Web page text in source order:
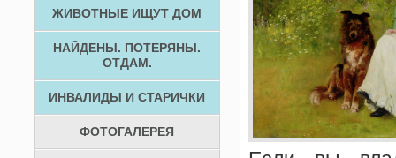
ЖИВОТНЫЕ ИЩУТ ДОМ
НАЙДЕНЫ. ПОТЕРЯНЫ.
ОТДАМ.
ИНВАЛИДЫ И СТАРИЧКИ
ФОТОГАЛЕРЕЯ